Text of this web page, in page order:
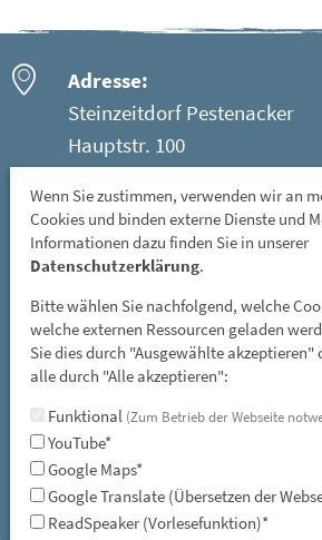
Adresse:
Steinzeitdorf Pestenacker
Hauptstr. 100
Öffnungszeiten:
Mittwoch: 08 - 12 Uhr
Freitag, Samstag und
GESCHLOSSEN: vom 01.
und an allen gesetzlichen
E-Mail:
steinzeitdorf-
Wenn Sie zustimmen, verwenden wir an
Cookies und binden externe Dienste und
Informationen dazu finden Sie in unserer
Datenschutzerklärung.
Bitte wählen Sie nachfolgend, welche
welche externen Ressourcen geladen
Sie dies durch "Ausgewählte akzeptieren"
alle durch "Alle akzeptieren":
Funktional (Zum Betrieb der Webseite
YouTube*
Google Maps*
Google Translate (Übersetzen der
ReadSpeaker (Vorlesefunktion)*